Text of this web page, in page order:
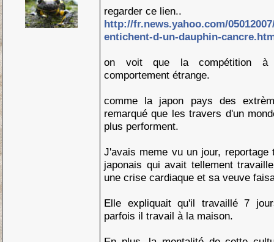
regarder ce lien..
http://fr.news.yahoo.com/
entichent-d-un-dauphin-
on voit que la compétition à
comportement étrange.
comme la japon pays des
remarqué que les travers d'un
plus performent.
J'avais meme vu un jour, reportage
japonais qui avait tellement
une crise cardiaque et sa veuve
Elle expliquait qu'il travaillé 7
parfois il travail à la maison.